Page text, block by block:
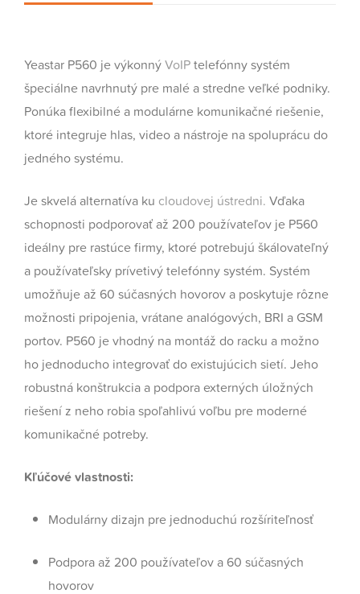
Yeastar P560 je výkonnýVoIPtelefónny systém
špeciálne navrhnutý pre malé a stredne veľké podniky.
Ponúka flexibilné a modulárne komunikačné riešenie,
ktoré integruje hlas, video a nástroje na spoluprácu do
jedného systému.
Je skvelá alternatíva ku cloudovej ústredni. Vďaka
schopnosti podporovať až 200 používateľov je P560
ideálny pre rastúce firmy, ktoré potrebujú škálovateľný
a používateľsky prívetivý telefónny systém. Systém
umožňuje až 60 súčasných hovorov a poskytuje rôzne
možnosti pripojenia, vrátane analógových, BRI a GSM
portov. P560 je vhodný na montáž do racku a možno
ho jednoducho integrovať do existujúcich sietí. Jeho
robustná konštrukcia a podpora externých úložných
riešení z neho robia spoľahlivú voľbu pre moderné
komunikačné potreby.
Kľúčové vlastnosti:
Modulárny dizajn pre jednoduchú rozšíriteľnosť
Podpora až 200 používateľov a 60 súčasných
hovorov